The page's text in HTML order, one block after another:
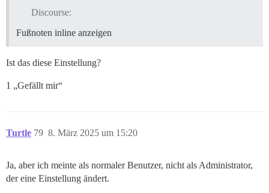
Discourse:
Fußnoten inline anzeigen
Ist das diese Einstellung?
1 „Gefällt mir“
Turtle 8. März 2025 um 15:20
79
Ja, aber ich meinte als normaler Benutzer, nicht als Administrator,
der eine Einstellung ändert.